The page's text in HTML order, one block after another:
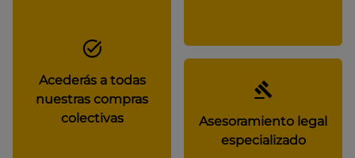
Acederás a todas
nuestras compras
colectivas
Asesoramiento legal
especializado